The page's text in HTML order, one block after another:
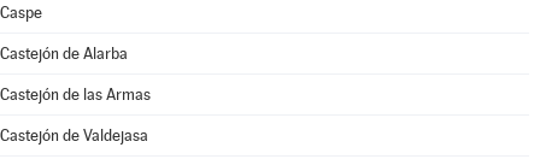
Caspe
Castejón de Alarba
Castejón de las Armas
Castejón de Valdejasa